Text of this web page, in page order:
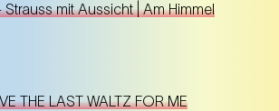
mit Aussicht | Am Himmel
THE LAST WALTZ FOR ME